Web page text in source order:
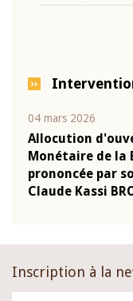
04 mars 2026
Allocution
Monétaire de la
prononcée par
Claude Kassi
Inscription à la